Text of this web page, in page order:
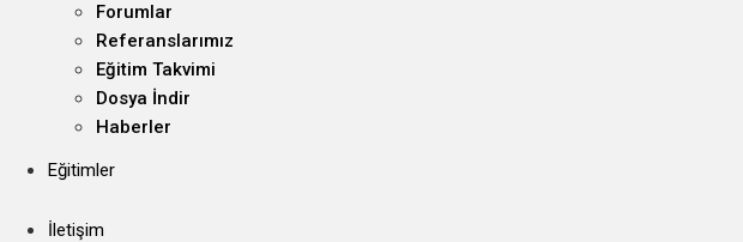
Forumlar
Referanslarımız
Eğitim Takvimi
Dosya İndir
Haberler
Eğitimler
İletişim